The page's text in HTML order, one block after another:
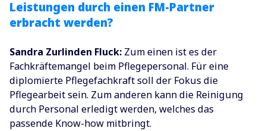
Leistungen durch einen FM-Partner
erbracht werden?
Sandra Zurlinden Fluck: Zum einen ist es der
Fachkräftemangel beim Pflegepersonal. Für eine
diplomierte Pflegefachkraft soll der Fokus die
Pflegearbeit sein. Zum anderen kann die Reinigung
durch Personal erledigt werden, welches das
passende Know-how mitbringt.